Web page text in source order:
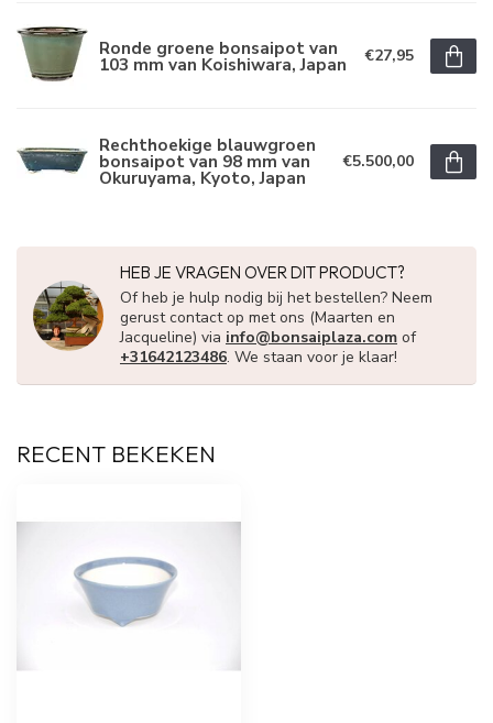
Ronde groene bonsaipot van
103 mm van Koishiwara, Japan €27,95
Rechthoekige blauwgroen
bonsaipot van 98 mm van
Okuruyama, Kyoto, Japan
€5.500,00
HEB JE VRAGEN OVER DIT PRODUCT?
Of heb je hulp nodig bij het bestellen? Neem
gerust contact op met ons (Maarten en
Jacqueline) via info@bonsaiplaza.com of
+31642123486. We staan voor je klaar!
RECENT BEKEKEN